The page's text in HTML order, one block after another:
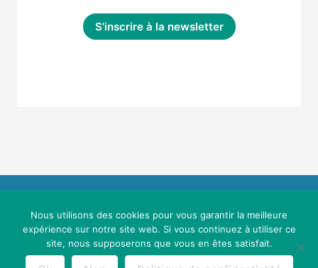
Mentions légales & conditions générales d'utilisation
Maths Sans Stress © 2021 - Webdesign :
Cereal Concept
Nous utilisons des cookies pour vous garantir la meilleure
expérience sur notre site web. Si vous continuez à utiliser ce
site, nous supposerons que vous en êtes satisfait.